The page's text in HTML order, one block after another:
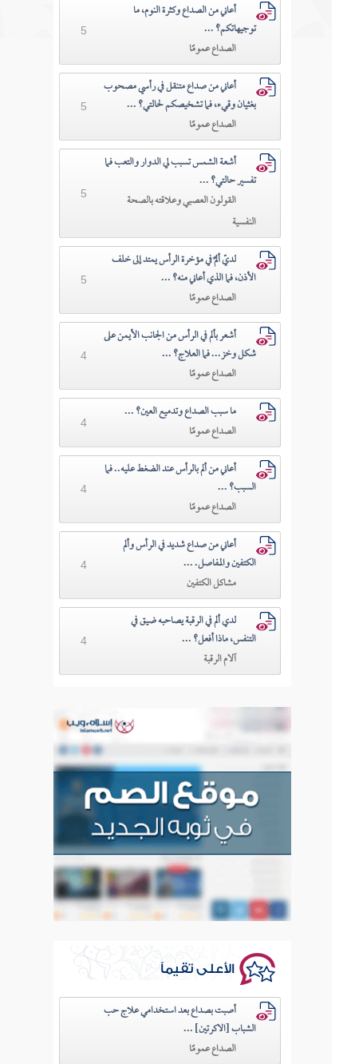
أعاني من الصداع وكثرة النوم، ما
توجيهاتكم؟ ...
الصداع عمومًا
5
أعاني من صداع متنقل في رأسي مصحوب
بغثيان وقيء، فما تشخيصكم لحالتي؟ ...
الصداع عمومًا
5
أشعة الشمس تسبب لي الدوار والتعب فما
تفسير حالتي؟ ...
القولون العصبي وعلاقته بالصحة
النفسية
5
لديّ ألمٌ في مؤخرة الرأس يمتد إلى خلف
الأذن، فما الذي أعاني منه؟ ...
الصداع عمومًا
5
أشعر بألم في الرأس من الجانب الأيمن على
شكل وخز... فما العلاج؟ ...
الصداع عمومًا
4
ما سبب الصداع وتدميع العين؟ ...
الصداع عمومًا
4
أعاني من ألم بالرأس عند الضغط عليه.. فما
السبب؟ ...
الصداع عمومًا
4
أعاني من صداع شديد في الرأس وألم
الكتفين والمفاصل. ...
مشاكل الكتفين
4
لدي ألم في الرقبة يصاحبه ضيق في
التنفس، ماذا أفعل؟ ...
آلام الرقبة
4
الأعلى تقيماً
أصبت بصداع بعد استخدامي علاج حب
الشباب [الاكرتين] ...
الصداع عمومًا